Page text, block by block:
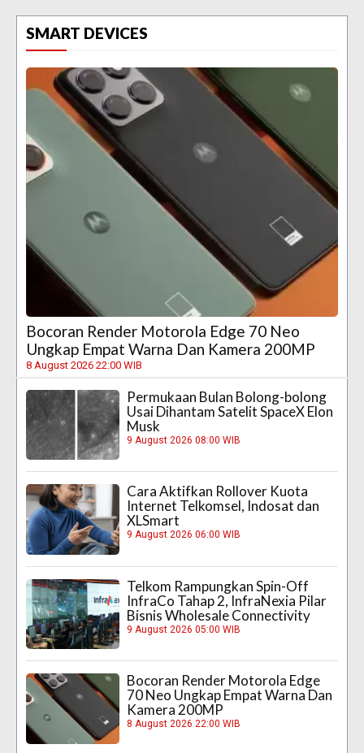
SMART DEVICES
Bocoran Render Motorola Edge 70 Neo
Ungkap Empat Warna Dan Kamera 200MP
8 August 2026 22:00 WIB
Permukaan Bulan Bolong-bolong
Usai Dihantam Satelit SpaceX Elon
Musk
9 August 2026 08:00 WIB
Cara Aktifkan Rollover Kuota
Internet Telkomsel, Indosat dan
XLSmart
9 August 2026 06:00 WIB
Telkom Rampungkan Spin-Off
InfraCo Tahap 2, InfraNexia Pilar
Bisnis Wholesale Connectivity
9 August 2026 05:00 WIB
Bocoran Render Motorola Edge
70 Neo Ungkap Empat Warna Dan
Kamera 200MP
8 August 2026 22:00 WIB